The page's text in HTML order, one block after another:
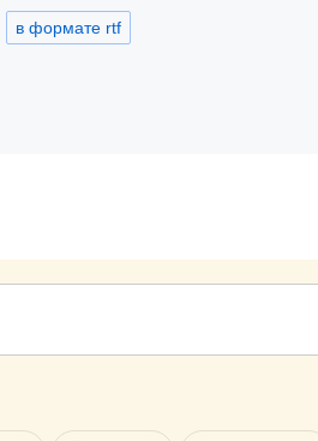
в формате rtf